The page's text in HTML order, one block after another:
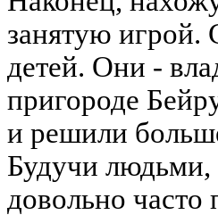
занятую игрой.
детей. Они -
пригороде
и решили
Будучи людьми,
довольно